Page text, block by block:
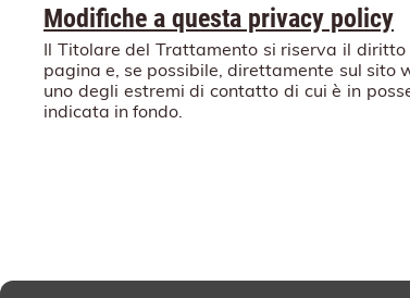
Modifiche a questa privacy policy
Il Titolare del Trattamento si riserva il
pagina e, se possibile, direttamente sul
uno degli estremi di contatto di cui è in
indicata in fondo.